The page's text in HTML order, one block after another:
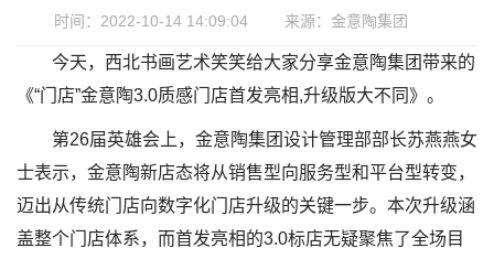
时间：2022-10-14 14:09:04 来源：金意陶集团
今天，西北书画艺术笑笑给大家分享金意陶集团带来的
《“门店”金意陶3.0质感门店首发亮相,升级版大不同》。
第26届英雄会上，金意陶集团设计管理部部长苏燕燕女
士表示，金意陶新店态将从销售型向服务型和平台型转变，
迈出从传统门店向数字化门店升级的关键一步。本次升级涵
盖整个门店体系，而首发亮相的3.0标店无疑聚焦了全场目